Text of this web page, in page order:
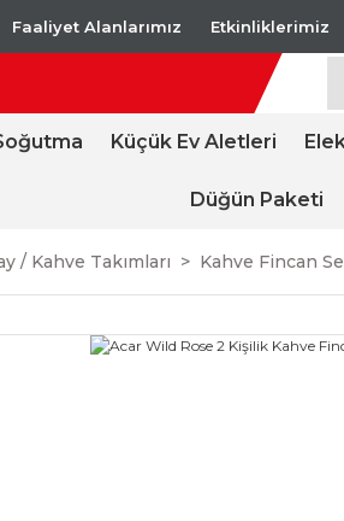
Faaliyet Alanlarımız Etkinliklerimiz
Küçük Ev Aletleri
Düğün Paketi
/ Kahve Takımları Kahve Fincan